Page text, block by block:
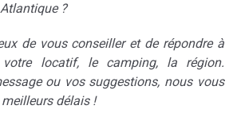
?
de vous conseiller et de répondre à
locatif, le camping, la région.
ou vos suggestions, nous vous
délais !